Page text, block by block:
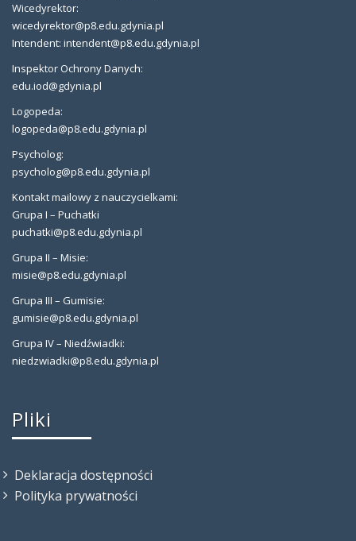
Wicedyrektor:
wicedyrektor@p8.edu.gdynia.pl
Intendent: intendent@p8.edu.gdynia.pl
Inspektor Ochrony Danych:
edu.iod@gdynia.pl
Logopeda:
logopeda@p8.edu.gdynia.pl
Psycholog:
psycholog@p8.edu.gdynia.pl
Kontakt mailowy z nauczycielkami:
Grupa I – Puchatki
puchatki@p8.edu.gdynia.pl
Grupa II – Misie:
misie@p8.edu.gdynia.pl
Grupa III – Gumisie:
gumisie@p8.edu.gdynia.pl
Grupa IV – Niedźwiadki:
niedzwiadki@p8.edu.gdynia.pl
Pliki
Deklaracja dostępności
Polityka prywatności